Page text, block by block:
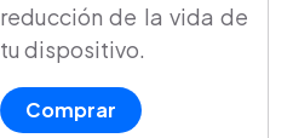
reducción de la vida de
tu dispositivo.
Comprar